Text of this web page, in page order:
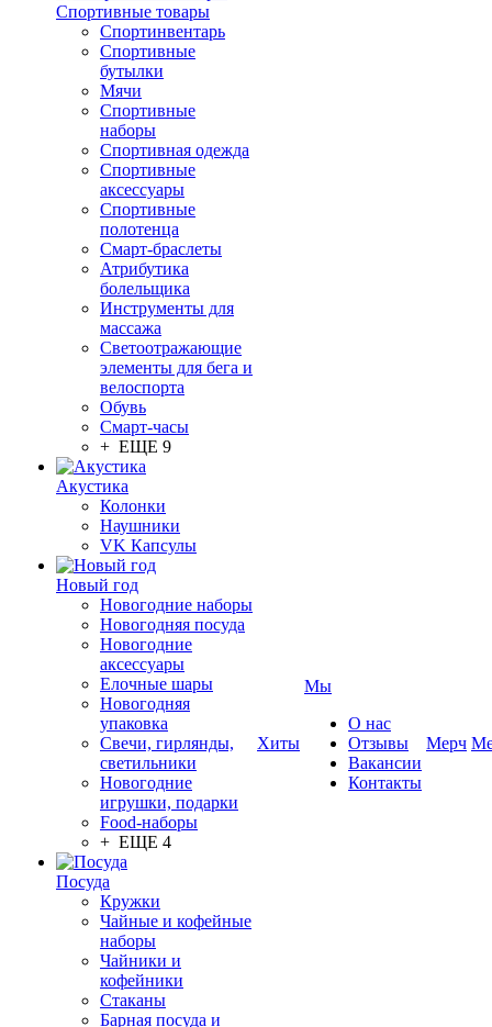
Спортивные товары
Спортинвентарь
Спортивные
бутылки
Мячи
Спортивные
наборы
Спортивная одежда
Спортивные
аксессуары
Спортивные
полотенца
Смарт-браслеты
Атрибутика
болельщика
Инструменты для
массажа
Светоотражающие
элементы для бега и
велоспорта
Обувь
Смарт-часы
+ ЕЩЕ 9
Акустика
Колонки
Наушники
VK Капсулы
Новый год
Новогодние наборы
Новогодняя посуда
Новогодние
аксессуары
Елочные шары
Новогодняя
упаковка
Свечи, гирлянды,
светильники
Новогодние
игрушки, подарки
Food-наборы
+ ЕЩЕ 4
Посуда
Кружки
Чайные и кофейные
наборы
Чайники и
кофейники
Стаканы
Барная посуда и
Хиты
Мы
О нас
Отзывы
Вакансии
Контакты
Мерч